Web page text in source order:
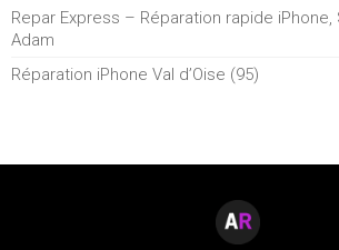
Repar Express – Réparation rapide iPhone,
Adam
Réparation iPhone Val d’Oise (95)